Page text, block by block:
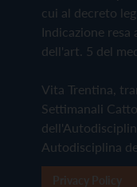
cui al decreto
Indicazione resa
dell'art. 5 del
Vita Trentina,
Settimanali
Autodisciplina